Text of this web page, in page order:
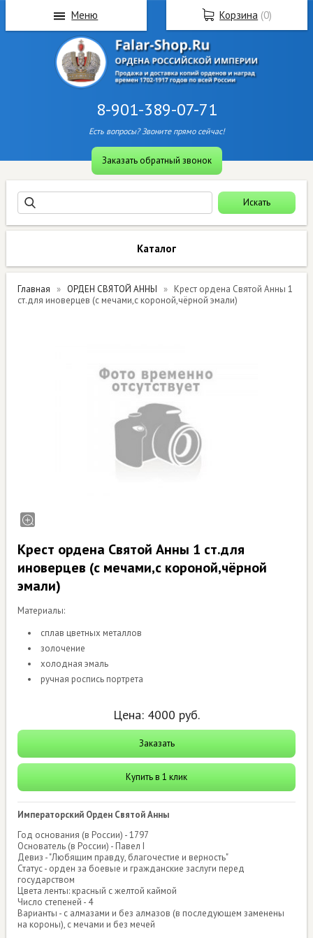
8-901-389-07-71
Есть вопросы? Звоните прямо сейчас!
Заказать обратный звонок
Каталог
Главная ОРДЕН СВЯТОЙ АННЫ
Крест ордена Святой Анны 1
ст.для иноверцев (с мечами,с короной,чёрной эмали)
Крест ордена Святой Анны 1 ст.для
иноверцев (с мечами,с короной,чёрной
эмали)
Материалы:
сплав цветных металлов
золочение
холодная эмаль
ручная роспись портрета
Цена: 4000 руб.
Заказать
Купить в 1 клик
Императорский Орден Святой Анны
Год основания (в России) - 1797
Основатель (в России) - Павел I
Девиз - "Любящим правду, благочестие и верность"
Статус - орден за боевые и гражданские заслуги перед
государством
Цвета ленты: красный с желтой каймой
Число степеней - 4
Варианты - с алмазами и без алмазов (в последующем заменены
на короны), с мечами и без мечей
Корзина (0)
Меню